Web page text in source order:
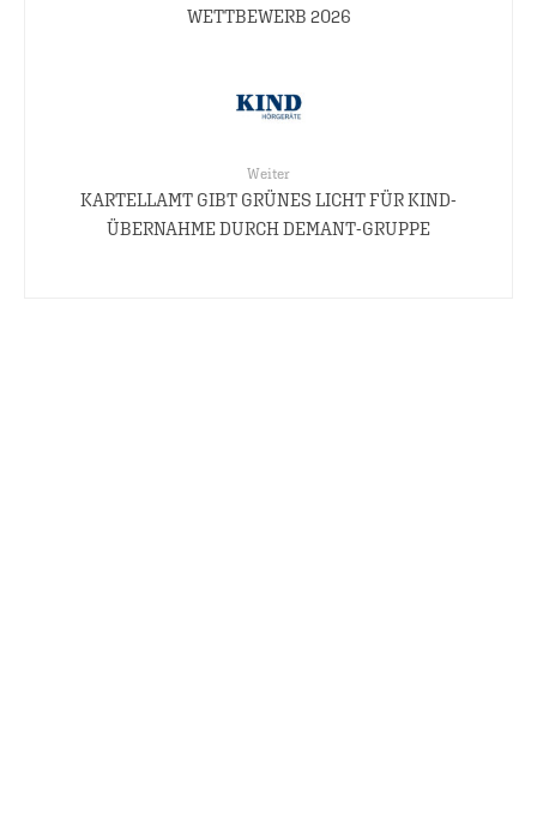
WETTBEWERB 2026
Weiter
KARTELLAMT GIBT GRÜNES LICHT FÜR KIND-
ÜBERNAHME DURCH DEMANT-GRUPPE